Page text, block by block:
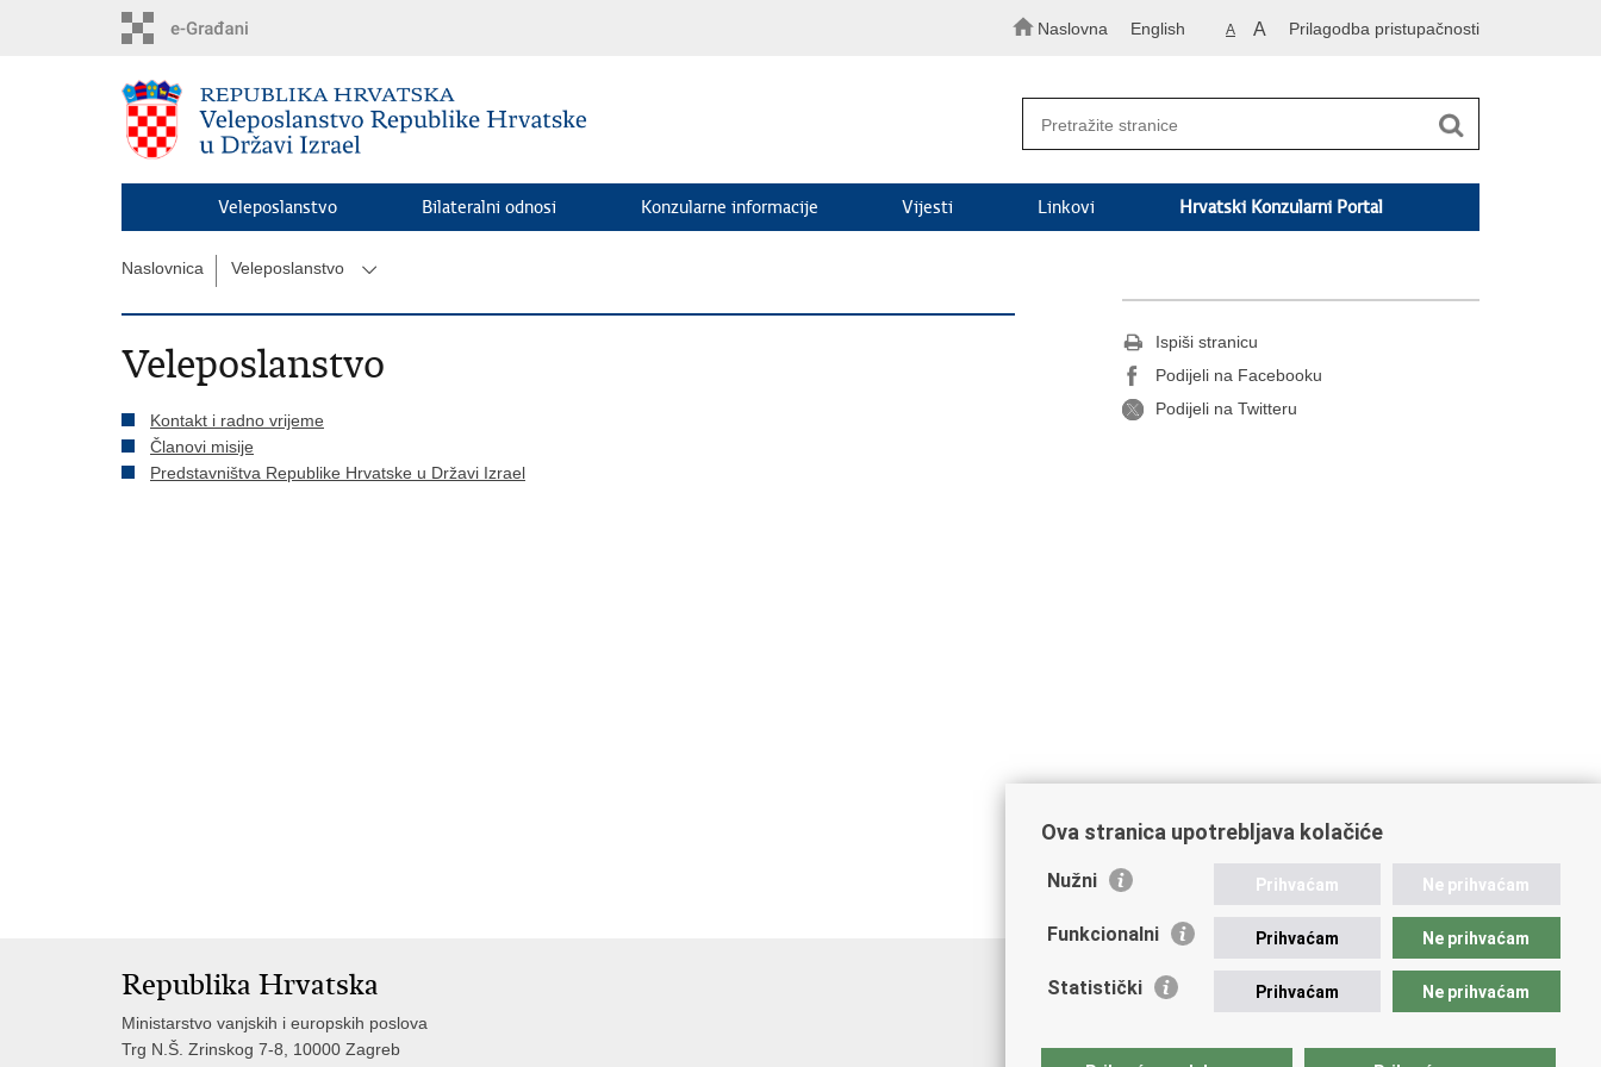
Naslovna English A A Prilagodba pristupačnosti
Veleposlanstvo Bilateralni odnosi Konzularne informacije Vijesti Linkovi Hrvatski Konzularni Portal
Naslovnica Veleposlanstvo
Veleposlanstvo
Kontakt i radno vrijeme
Članovi misije
Predstavništva Republike Hrvatske u Državi Izrael
Ispiši stranicu
Podijeli na Facebooku
Podijeli na Twitteru
Republika Hrvatska
Ministarstvo vanjskih i europskih poslova
Trg N.Š. Zrinskog 7-8, 10000 Zagreb
Ova stranica upotrebljava kolačiće
Nužni Prihvaćam Ne prihvaćam
Funkcionalni Prihvaćam Ne prihvaćam
Statistički Prihvaćam Ne prihvaćam